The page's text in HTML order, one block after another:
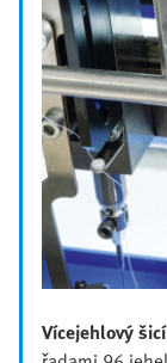
Vícejehlový